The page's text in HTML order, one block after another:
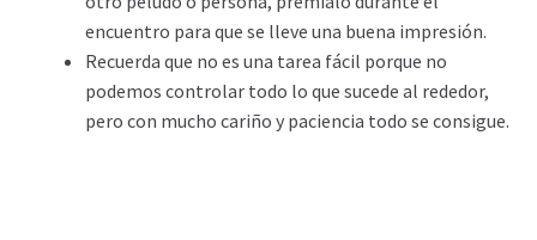
encuentro para que se lleve una buena impresión.
Recuerda que no es una tarea fácil porque no
podemos controlar todo lo que sucede al rededor,
pero con mucho cariño y paciencia todo se consigue.